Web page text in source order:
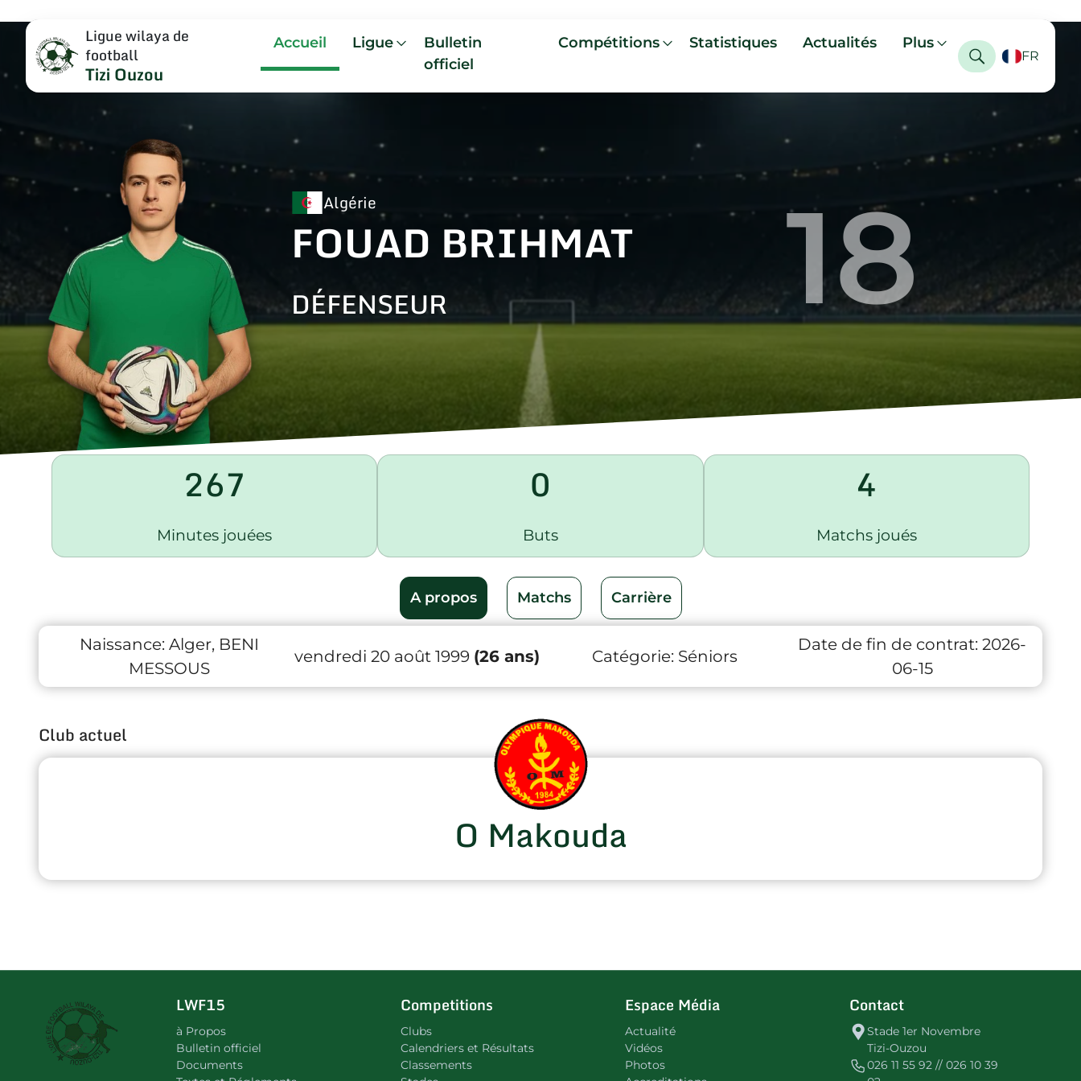
Ligue wilaya de
football
Tizi Ouzou
Accueil Ligue
Bulletin
officiel
Compétitions Statistiques Actualités Plus
FR
Algérie
FOUAD BRIHMAT
DÉFENSEUR 18
267
Minutes jouées
0
Buts
4
Matchs joués
A propos Matchs Carrière
Naissance: Alger, BENI
MESSOUS
vendredi 20 août 1999 (26 ans) Catégorie: Séniors
Date de fin de contrat: 2026-
06-15
Club actuel
O Makouda
LWF15
à Propos
Bulletin officiel
Documents
Competitions
Clubs
Calendriers et Résultats
Classements
Espace Média
Actualité
Vidéos
Photos
Contact
Stade 1er Novembre
Tizi-Ouzou
026 11 55 92 // 026 10 39